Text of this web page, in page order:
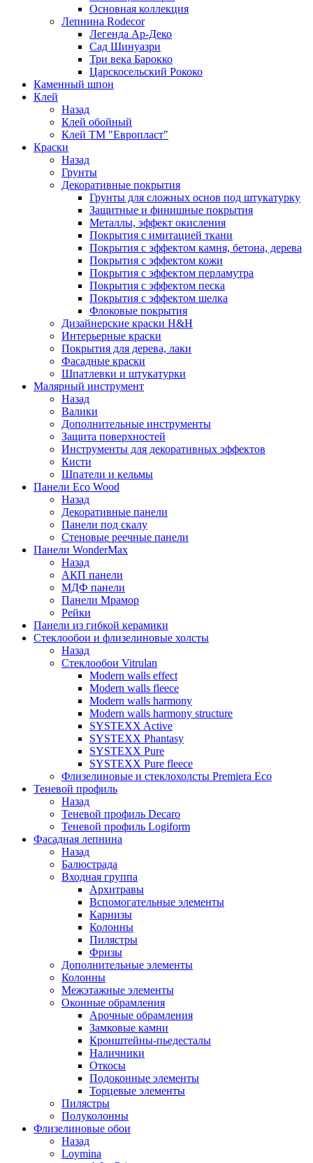
Основная коллекция
Лепнина Rodecor
Легенда Ар-Деко
Сад Шинуазри
Три века Барокко
Царскосельский Рококо
Каменный шпон
Клей
Назад
Клей обойный
Клей ТМ "Европласт"
Краски
Назад
Грунты
Декоративные покрытия
Грунты для сложных основ под штукатурку
Защитные и финишные покрытия
Металлы, эффект окисления
Покрытия с имитацией ткани
Покрытия с эффектом камня, бетона, дерева
Покрытия с эффектом кожи
Покрытия с эффектом перламутра
Покрытия с эффектом песка
Покрытия с эффектом шелка
Флоковые покрытия
Дизайнерские краски H&H
Интерьерные краски
Покрытия для дерева, лаки
Фасадные краски
Шпатлевки и штукатурки
Малярный инструмент
Назад
Валики
Дополнительные инструменты
Защита поверхностей
Инструменты для декоративных эффектов
Кисти
Шпатели и кельмы
Панели Eco Wood
Назад
Декоративные панели
Панели под скалу
Стеновые реечные панели
Панели WonderMax
Назад
АКП панели
МДФ панели
Панели Мрамор
Рейки
Панели из гибкой керамики
Стеклообои и флизелиновые холсты
Назад
Стеклообои Vitrulan
Modern walls effect
Modern walls fleece
Modern walls harmony
Modern walls harmony structure
SYSTEXX Active
SYSTEXX Phantasy
SYSTEXX Pure
SYSTEXX Pure fleece
Флизелиновые и стеклохолсты Premiera Eco
Теневой профиль
Назад
Теневой профиль Decaro
Теневой профиль Logiform
Фасадная лепнина
Назад
Балюстрада
Входная группа
Архитравы
Вспомогательные элементы
Карнизы
Колонны
Пилястры
Фризы
Дополнительные элементы
Колонны
Межэтажные элементы
Оконные обрамления
Арочные обрамления
Замковые камни
Кронштейны-пьедесталы
Наличники
Откосы
Подоконные элементы
Торцевые элементы
Пилястры
Полуколонны
Флизелиновые обои
Назад
Loymina